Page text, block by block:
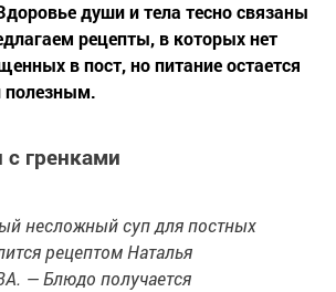
души и тела тесно связаны
рецепты, в которых нет
в пост, но питание остается
полезным.
гренками
несложный суп для постных
рецептом Наталья
— Блюдо получается